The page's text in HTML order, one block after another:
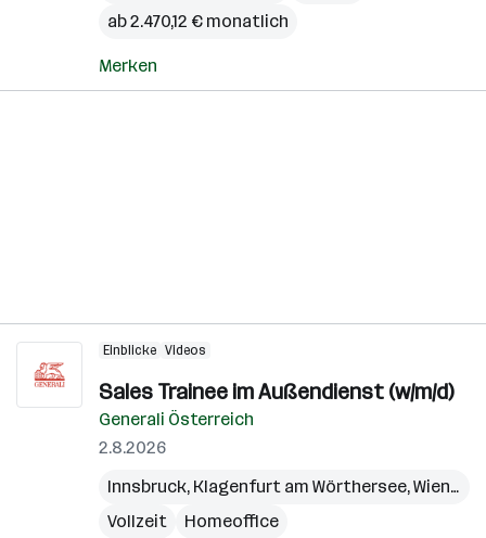
ab 2.470,12 € monatlich
Merken
Einblicke Videos
Sales Trainee im Außendienst (w/m/d)
Generali Österreich
2.8.2026
Innsbruck, Klagenfurt am Wörthersee,Wien,
Vollzeit
Homeoffice